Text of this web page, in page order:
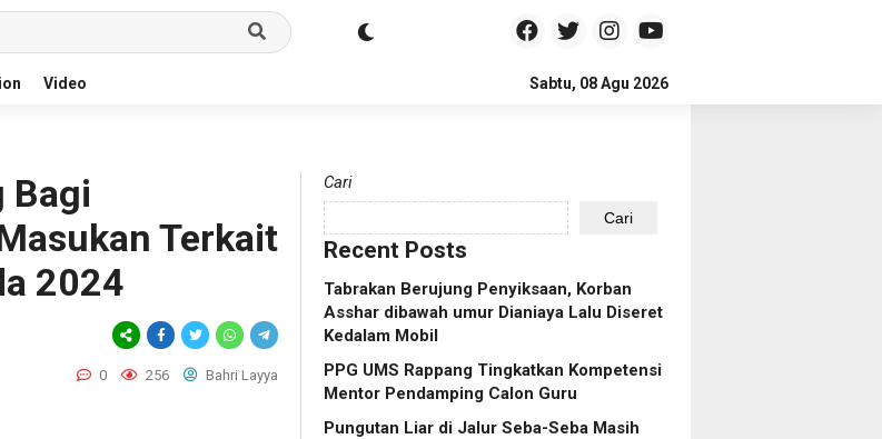
Video Sabtu, 08 Agu 2026
Bagi
Terkait
2024
0 256 Bahri Layya
Cari
Cari
Recent Posts
Tabrakan Berujung Penyiksaan, Korban
Asshar dibawah umur Dianiaya Lalu Diseret
Kedalam Mobil
PPG UMS Rappang Tingkatkan Kompetensi
Mentor Pendamping Calon Guru
Pungutan Liar di Jalur Seba-Seba Masih